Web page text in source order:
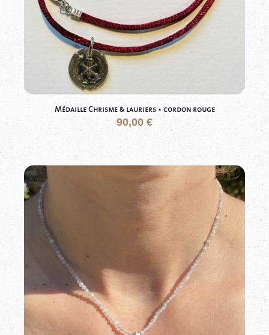
Médaille Chrisme & lauriers • cordon rouge
90,00 €